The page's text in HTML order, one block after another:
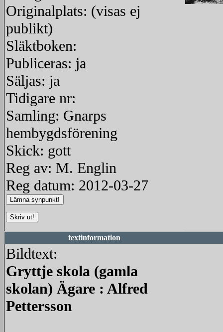
Originalplats: (visas ej
publikt)
Släktboken:
Publiceras: ja
Säljas: ja
Tidigare nr:
Samling: Gnarps
hembygdsförening
Skick: gott
Reg av: M. Englin
Reg datum: 2012-03-27
textinformation
Bildtext:
Gryttje skola (gamla
skolan) Ägare : Alfred
Pettersson